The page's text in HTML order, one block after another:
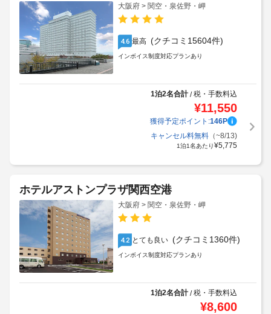
大阪府 > 関空・泉佐野・岬
4.6 最高 (クチコミ15604件)
インボイス制度対応プランあり
1泊2名合計/税・手数料込
¥11,550
獲得予定ポイント:146P
キャンセル料無料（~8/13)
1泊1名あたり¥5,775
ホテルアストンプラザ関西空港
大阪府 > 関空・泉佐野・岬
4.2 とても良い (クチコミ1360件)
インボイス制度対応プランあり
1泊2名合計/税・手数料込
¥8,600